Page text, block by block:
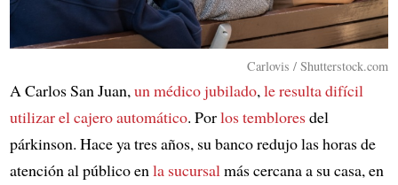
Carlovis / Shutterstock.com
A Carlos San Juan,un médico jubilado,le resulta difícil
utilizar el cajero automático. Porlos tembloresdel
párkinson. Hace ya tres años, su banco redujo las horas de
atención al público enla sucursalmás cercana a su casa, en